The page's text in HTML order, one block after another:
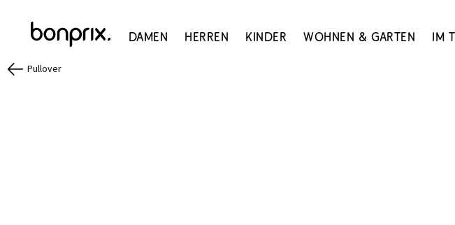
Damen Herren Kinder Wohnen & Garten Im
Pullover